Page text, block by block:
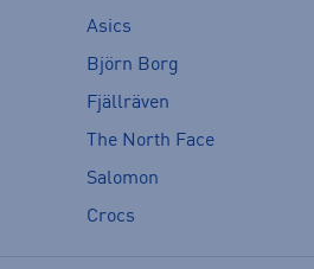
Asics
Björn Borg
Fjällräven
The North Face
Salomon
Crocs